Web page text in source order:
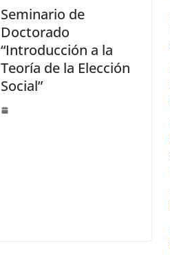
Seminario de
Doctorado
“Introducción a la
Teoría de la Elección
Social”